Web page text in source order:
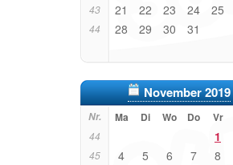
43 21 22 23 24 25
44 28 29 30 31
November 2019
Nr. Ma Di Wo Do Vr
44 1
45 4 5 6 7 8